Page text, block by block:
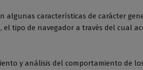
algunas características de carácter
tipo de navegador a través del cual
y análisis del comportamiento de